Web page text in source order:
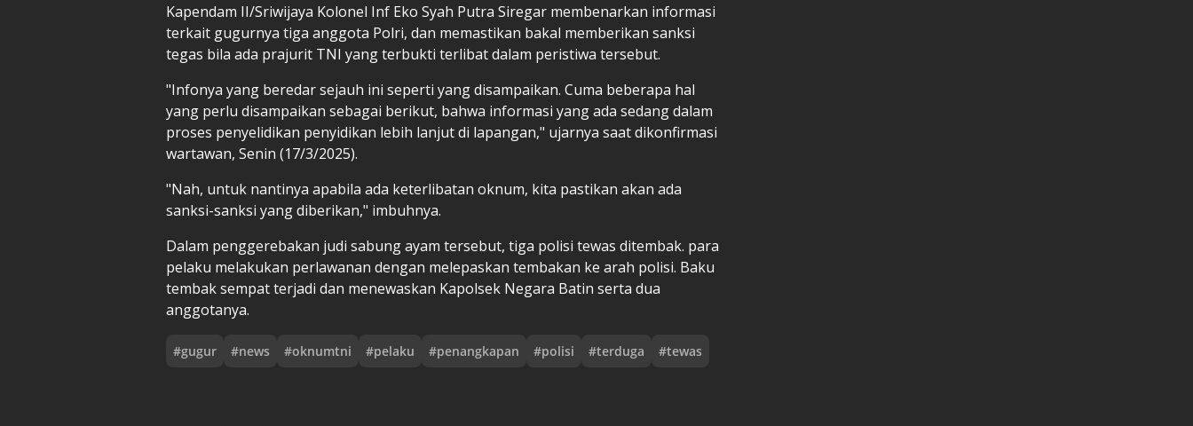
Kapendam II/Sriwijaya Kolonel Inf Eko Syah Putra Siregar membenarkan informasi
terkait gugurnya tiga anggota Polri, dan memastikan bakal memberikan sanksi
tegas bila ada prajurit TNI yang terbukti terlibat dalam peristiwa tersebut.
"Infonya yang beredar sejauh ini seperti yang disampaikan. Cuma beberapa hal
yang perlu disampaikan sebagai berikut, bahwa informasi yang ada sedang dalam
proses penyelidikan penyidikan lebih lanjut di lapangan," ujarnya saat dikonfirmasi
wartawan, Senin (17/3/2025).
"Nah, untuk nantinya apabila ada keterlibatan oknum, kita pastikan akan ada
sanksi-sanksi yang diberikan," imbuhnya.
Dalam penggerebakan judi sabung ayam tersebut, tiga polisi tewas ditembak. para
pelaku melakukan perlawanan dengan melepaskan tembakan ke arah polisi. Baku
tembak sempat terjadi dan menewaskan Kapolsek Negara Batin serta dua
anggotanya.
#gugur #news #oknumtni #pelaku #penangkapan #polisi #terduga #tewas